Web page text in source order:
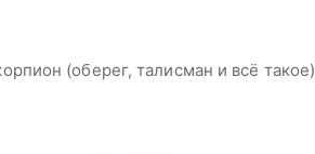
(оберег, талисман и всё такое)